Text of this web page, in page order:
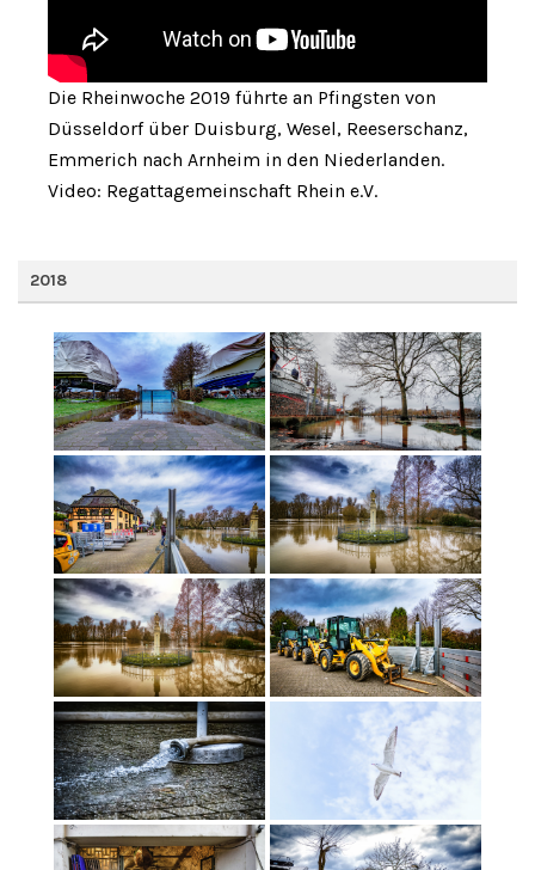
Die Rheinwoche 2019 führte an Pfingsten von
Düsseldorf über Duisburg, Wesel, Reeserschanz,
Emmerich nach Arnheim in den Niederlanden.
Video: Regattagemeinschaft Rhein e.V.
2018